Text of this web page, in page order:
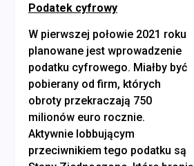
Podatek cyfrowy
W pierwszej połowie 2021 roku
planowane jest wprowadzenie
podatku cyfrowego. Miałby być
pobierany od firm, których
obroty przekraczają 750
milionów euro rocznie.
Aktywnie lobbującym
przeciwnikiem tego podatku są